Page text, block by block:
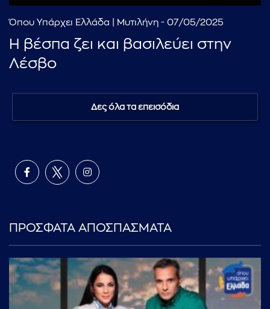
Όπου Υπάρχει Ελλάδα | Μυτιλήνη - 07/05/2025
Η βέσπα ζει και βασιλεύει στην
Λέσβο
Δες όλα τα επεισόδια
ΠΡΟΣΦΑΤΑ ΑΠΟΣΠΑΣΜΑΤΑ